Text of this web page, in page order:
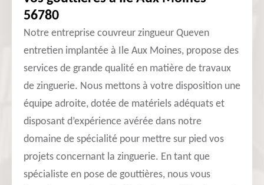
56780
Notre entreprise couvreur zingueur Queven
entretien implantée à Ile Aux Moines, propose des
services de grande qualité en matière de travaux
de zinguerie. Nous mettons à votre disposition une
équipe adroite, dotée de matériels adéquats et
disposant d’expérience avérée dans notre
domaine de spécialité pour mettre sur pied vos
projets concernant la zinguerie. En tant que
spécialiste en pose de gouttières, nous vous